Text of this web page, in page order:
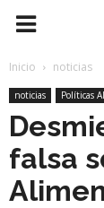
Inicio noticias
noticias Políticas
falsa